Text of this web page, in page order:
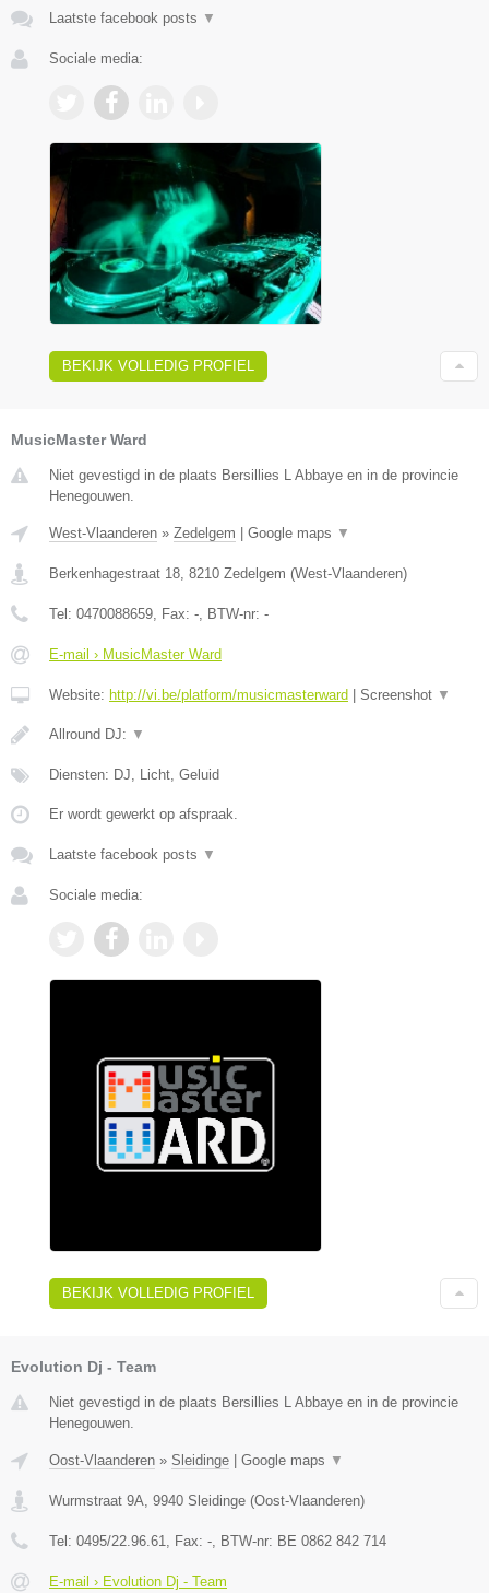
Laatste facebook posts ▼
Sociale media:
BEKIJK VOLLEDIG PROFIEL
MusicMaster Ward
Niet gevestigd in de plaats Bersillies L Abbaye en in de provincie
Henegouwen.
West-Vlaanderen » Zedelgem Google maps ▼
Berkenhagestraat 18, 8210 Zedelgem (West-Vlaanderen)
Tel: 0470088659, Fax: -, BTW-nr: -
E-mail › MusicMaster Ward
Website: http://vi.be/platform/musicmasterward Screenshot ▼
Allround DJ: ▼
Diensten: DJ, Licht, Geluid
Er wordt gewerkt op afspraak.
Laatste facebook posts ▼
Sociale media:
BEKIJK VOLLEDIG PROFIEL
Evolution Dj - Team
Niet gevestigd in de plaats Bersillies L Abbaye en in de provincie
Henegouwen.
Oost-Vlaanderen » Sleidinge Google maps ▼
Wurmstraat 9A, 9940 Sleidinge (Oost-Vlaanderen)
Tel: 0495/22.96.61, Fax: -, BTW-nr: BE 0862 842 714
E-mail › Evolution Dj - Team